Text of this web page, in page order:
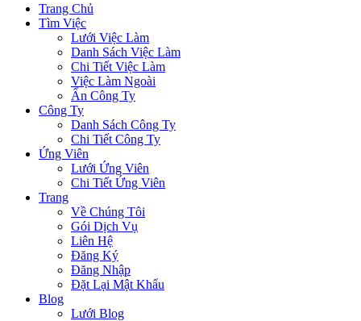
Trang Chủ
Tìm Việc
Lưới Việc Làm
Danh Sách Việc Làm
Chi Tiết Việc Làm
Việc Làm Ngoài
Ẩn Công Ty
Công Ty
Danh Sách Công Ty
Chi Tiết Công Ty
Ứng Viên
Lưới Ứng Viên
Chi Tiết Ứng Viên
Trang
Về Chúng Tôi
Gói Dịch Vụ
Liên Hệ
Đăng Ký
Đăng Nhập
Đặt Lại Mật Khẩu
Blog
Lưới Blog